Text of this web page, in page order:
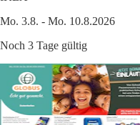
Mo. 3.8. - Mo. 10.8.2026
Noch 3 Tage gültig